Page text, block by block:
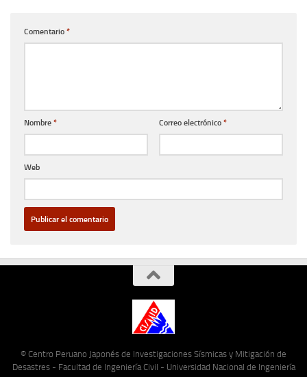
Comentario *
Nombre * Correo electrónico *
Web
© Centro Peruano Japonés de Investigaciones Sísmicas y Mitigación de
Desastres - Facultad de Ingeniería Civil - Universidad Nacional de Ingeniería